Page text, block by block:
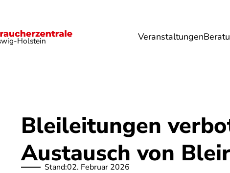
Holstein Veranstaltungen
Lebensmittel Umwelt
Bleileitungen
Austausch von
Stand:02. Februar 2026